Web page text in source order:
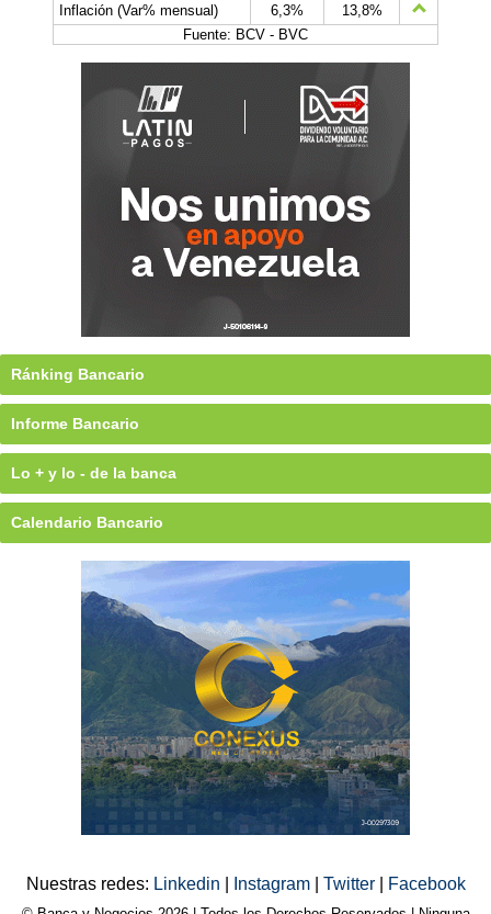
Inflación (Var% mensual)
6,3%
13,8%
Fuente: BCV - BVC
Ránking Bancario
Informe Bancario
Lo + y lo - de la banca
Calendario Bancario
Nuestras redes: Linkedin Instagram Twitter Facebook